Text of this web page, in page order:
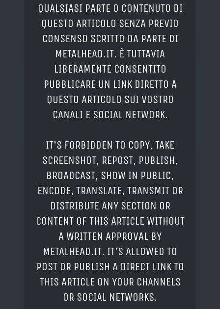
QUALSIASI PARTE O CONTENUTO DI
QUESTO ARTICOLO SENZA PREVIO
CONSENSO SCRITTO DA PARTE DI
METALHEAD.IT. È TUTTAVIA
LIBERAMENTE CONSENTITO
PUBBLICARE UN LINK DIRETTO A
QUESTO ARTICOLO SUI VOSTRO
CANALI E SOCIAL NETWORK.
IT'S FORBIDDEN TO COPY, TAKE
SCREENSHOT, REPOST, PUBLISH,
BROADCAST, SHOW IN PUBLIC,
ENCODE, TRANSLATE, TRANSMIT OR
DISTRIBUTE ANY SECTION OR
CONTENT OF THIS ARTICLE WITHOUT
A WRITTEN APPROVAL BY
METALHEAD.IT. IT'S ALLOWED TO
POST OR PUBLISH A DIRECT LINK TO
THIS ARTICLE ON YOUR CHANNELS
OR SOCIAL NETWORKS.